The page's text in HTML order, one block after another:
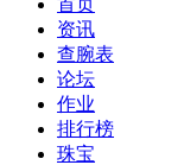
首页
资讯
查腕表
论坛
作业
排行榜
珠宝